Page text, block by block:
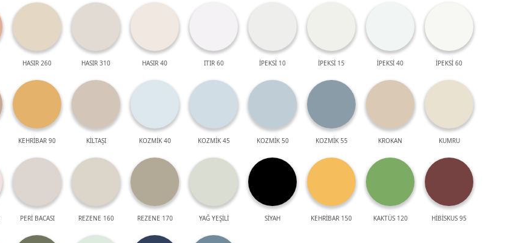
HASIR 260 HASIR 310 HASIR 40 ITIR 60 İPEKSİ 10 İPEKSİ 15 İPEKSİ 40 İPEKSİ 60
KEHRİBAR 90 KİLTAŞI KOZMİK 40 KOZMİK 45 KOZMİK 50 KOZMİK 55 KROKAN KUMRU
PERİ BACASI REZENE 160 REZENE 170 YAĞ YEŞİLİ SİYAH KEHRİBAR 150 KAKTÜS 120 HİBİSKUS 95